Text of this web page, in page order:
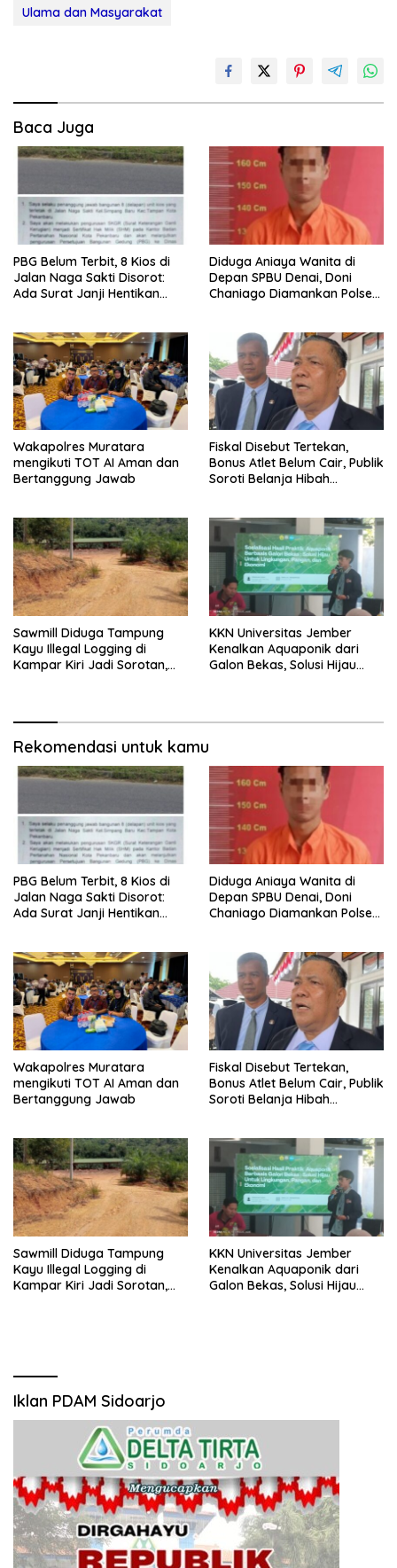
Ulama dan Masyarakat
Baca Juga
PBG Belum Terbit, 8 Kios di
Jalan Naga Sakti Disorot:
Ada Surat Janji Hentikan
Diduga Aniaya Wanita di
Depan SPBU Denai, Doni
Chaniago Diamankan Polsek
Wakapolres Muratara
mengikuti TOT AI Aman dan
Bertanggung Jawab
Fiskal Disebut Tertekan,
Bonus Atlet Belum Cair, Publik
Soroti Belanja Hibah
Sawmill Diduga Tampung
Kayu Illegal Logging di
Kampar Kiri Jadi Sorotan,
KKN Universitas Jember
Kenalkan Aquaponik dari
Galon Bekas, Solusi Hijau
Rekomendasi untuk kamu
PBG Belum Terbit, 8 Kios di
Jalan Naga Sakti Disorot:
Ada Surat Janji Hentikan
Diduga Aniaya Wanita di
Depan SPBU Denai, Doni
Chaniago Diamankan Polsek
Wakapolres Muratara
mengikuti TOT AI Aman dan
Bertanggung Jawab
Fiskal Disebut Tertekan,
Bonus Atlet Belum Cair, Publik
Soroti Belanja Hibah
Sawmill Diduga Tampung
Kayu Illegal Logging di
Kampar Kiri Jadi Sorotan,
KKN Universitas Jember
Kenalkan Aquaponik dari
Galon Bekas, Solusi Hijau
Iklan PDAM Sidoarjo